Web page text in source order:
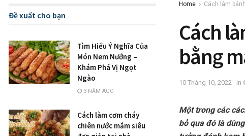
Home Cách làm bánh
Cách
bằng
10 Tháng 10, 2022 in
Một trong các
bỏ qua đó là
Đề xuất cho bạn
Tìm Hiểu Ý Nghĩa Của
Món Nem Nướng –
Khám Phá Vị Ngọt
Ngào
3 NĂM AGO
Cách làm cơm cháy
chiên nước mắm siêu